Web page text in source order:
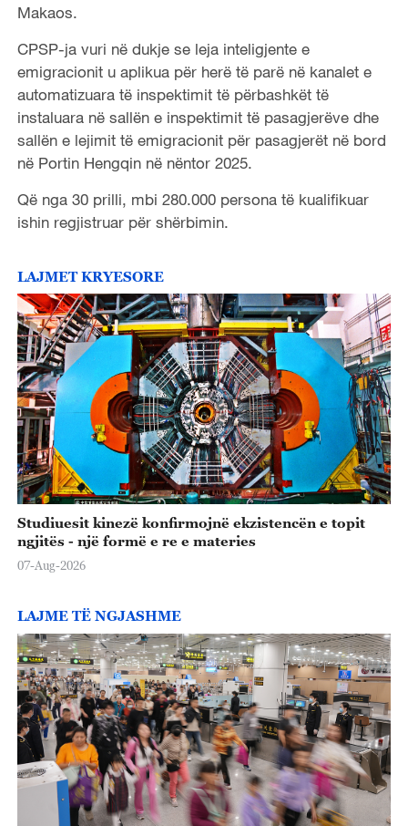
Makaos.
CPSP-ja vuri në dukje se leja inteligjente e
emigracionit u aplikua për herë të parë në kanalet e
automatizuara të inspektimit të përbashkët të
instaluara në sallën e inspektimit të pasagjerëve dhe
sallën e lejimit të emigracionit për pasagjerët në bord
në Portin Hengqin në nëntor 2025.
Që nga 30 prilli, mbi 280.000 persona të kualifikuar
ishin regjistruar për shërbimin.
LAJMET KRYESORE
Studiuesit kinezë konfirmojnë ekzistencën e topit
ngjitës - një formë e re e materies
07-Aug-2026
LAJME TË NGJASHME